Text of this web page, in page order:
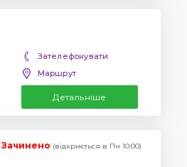
Зателефонувати
Маршрут
Детальніше
Зачинено (відкриється в Пн 10:00)